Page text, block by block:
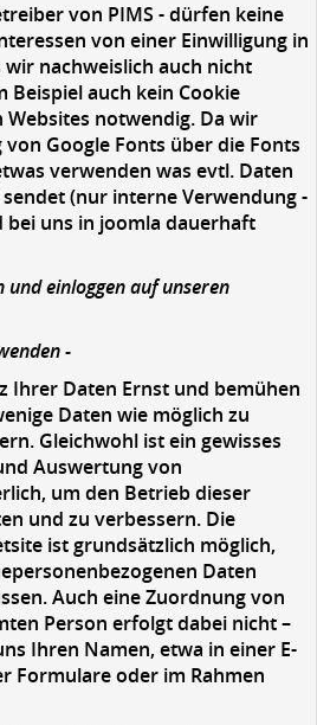
von PIMS - dürfen keine
von einer Einwilligung in
nachweislich auch nicht
Beispiel auch kein Cookie
notwendig. Da wir
Google Fonts über die Fonts
verwenden was evtl. Daten
(nur interne Verwendung -
bei uns in joomla dauerhaft
und einloggen auf unseren
-
Ihrer Daten Ernst und bemühen
Daten wie möglich zu
Gleichwohl ist ein gewisses
Auswertung von
um den Betrieb dieser
und zu verbessern. Die
ist grundsätzlich möglich,
Daten
Auch eine Zuordnung von
Person erfolgt dabei nicht –
Ihren Namen, etwa in einer E-
Formulare oder im Rahmen